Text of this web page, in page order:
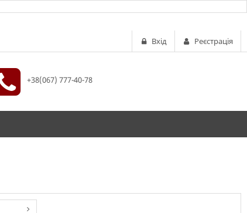
Вхід Реєстрація
+38(067) 777-40-78